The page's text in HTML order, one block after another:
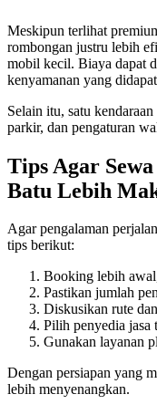
Meskipun terlihat
rombongan justru lebih
mobil kecil. Biaya dapat
kenyamanan yang
Selain itu, satu
parkir, dan pengaturan
Tips Agar
Batu Lebih
Agar pengalaman
tips berikut:
Booking lebih
Pastikan jumlah
Diskusikan rute
Pilih penyedia jasa
Gunakan layanan
Dengan persiapan yang
lebih menyenangkan.